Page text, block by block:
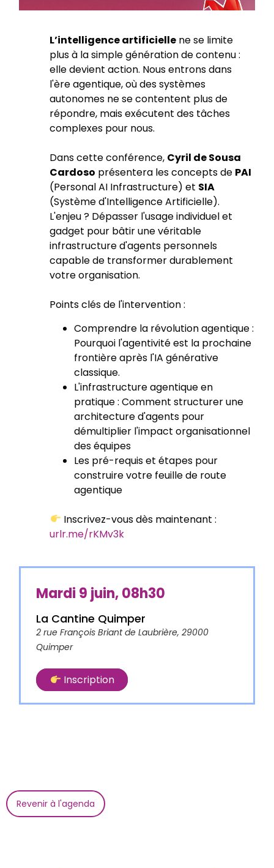
L’intelligence artificielle ne se limite
plus à la simple génération de contenu :
elle devient action. Nous entrons dans
l'ère agentique, où des systèmes
autonomes ne se contentent plus de
répondre, mais exécutent des tâches
complexes pour nous.
Dans cette conférence, Cyril de Sousa
Cardoso présentera les concepts de PAI
(Personal AI Infrastructure) et SIA
(Système d'Intelligence Artificielle).
L'enjeu ? Dépasser l'usage individuel et
gadget pour bâtir une véritable
infrastructure d'agents personnels
capable de transformer durablement
votre organisation.
Points clés de l'intervention :
Comprendre la révolution agentique :
Pourquoi l'agentivité est la prochaine
frontière après l'IA générative
classique.
L'infrastructure agentique en
pratique : Comment structurer une
architecture d'agents pour
démultiplier l'impact organisationnel
des équipes
Les pré-requis et étapes pour
construire votre feuille de route
agentique
Inscrivez-vous dès maintenant :
urlr.me/rKMv3k
Mardi 9 juin, 08h30
La Cantine Quimper
2 rue François Briant de Laubrière, 29000
Quimper
Inscription
Revenir à l'agenda